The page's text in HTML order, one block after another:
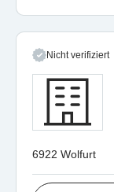
Nicht verifiziert
6922 Wolfurt